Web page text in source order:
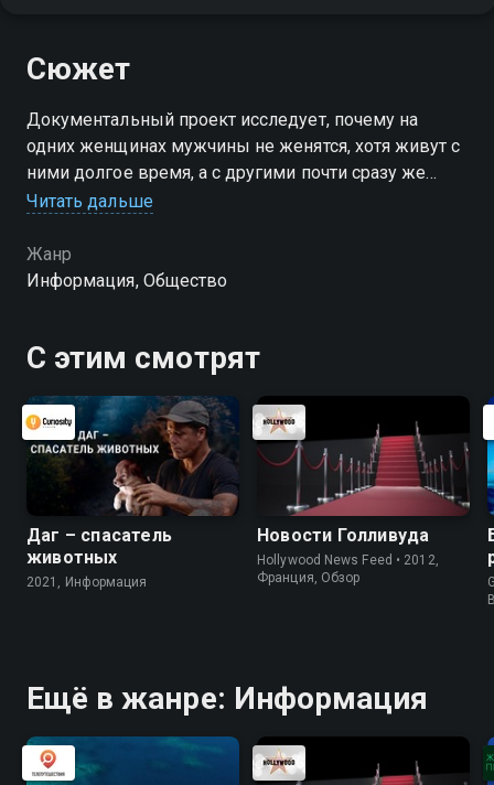
Сюжет
Документальный проект исследует, почему на
одних женщинах мужчины не женятся, хотя живут с
ними долгое время, а с другими почти сразу же
бегут в ЗАГС
Читать дальше
Жанр
Информация, Общество
С этим смотрят
Даг – спасатель
животных
2021, Информация
Новости Голливуда
Hollywood News Feed • 2012,
Франция, Обзор
Ещё в жанре: Информация